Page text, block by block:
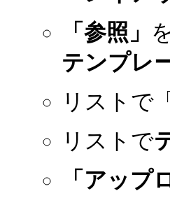
「参照」
テンプレ
リストで
リストで
「アップ